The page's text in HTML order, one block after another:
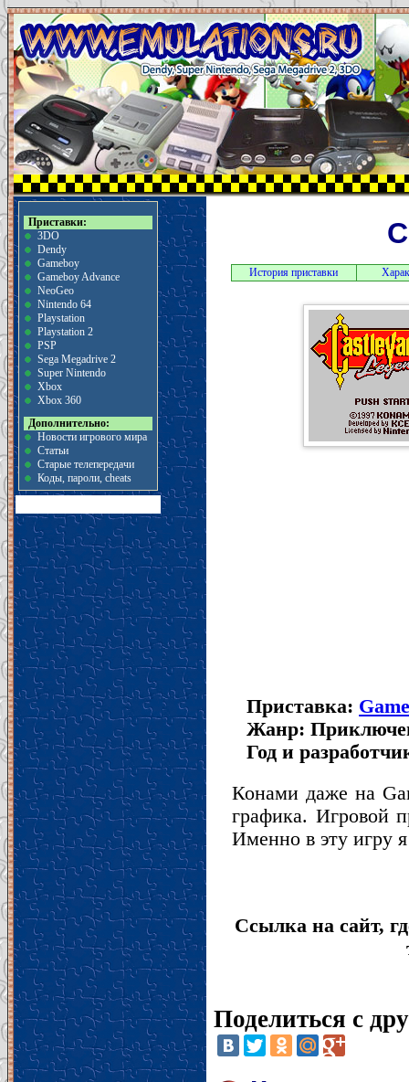
Приставки:
3DO
Dendy
Gameboy
Gameboy Advance
NeoGeo
Nintendo 64
Playstation
Playstation 2
PSP
Sega Megadrive 2
Super Nintendo
Xbox
Xbox 360
Дополнительно:
Новости игрового мира
Статьи
Старые телепередачи
Коды, пароли, cheats
История приставки
Приставка:
Жанр:
Год и
Конами даже на
графика. Игровой
Именно в эту игру
Ссылка на сайт,
Поделиться с